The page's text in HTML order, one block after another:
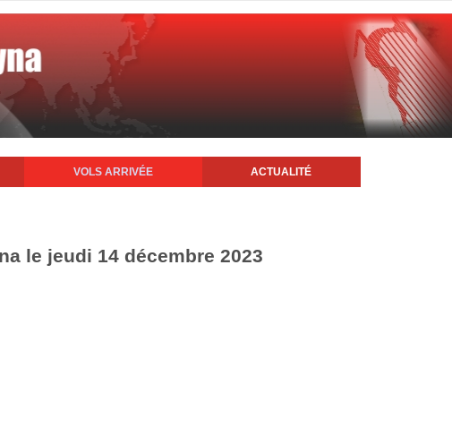
VOLS ARRIVÉE ACTUALITÉ
le jeudi 14 décembre 2023